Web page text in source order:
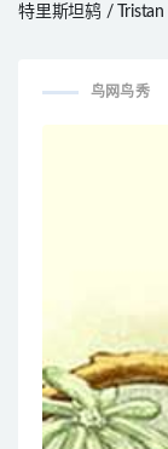
特里斯坦鸫 /
鸟网鸟秀